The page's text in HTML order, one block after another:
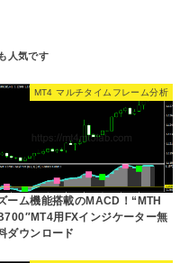
MT4 マルチタイムフレーム分析
ーム機能搭載のMACD！“MTH
用FXインジケーター無
ダウンロード